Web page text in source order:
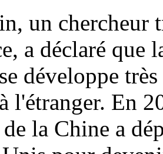
un chercheur
a déclaré que
développe
l'étranger. En
la Chine a